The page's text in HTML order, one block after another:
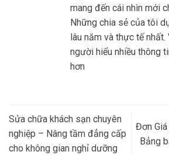
mang đến cái nhìn mới
Những chia sẻ của tôi
lâu năm và thực tế
người hiểu nhiều thông
hơn
Sửa chữa khách sạn chuyên
nghiệp – Nâng tầm đẳng cấp
cho không gian nghỉ dưỡng
Đơn
Bảng